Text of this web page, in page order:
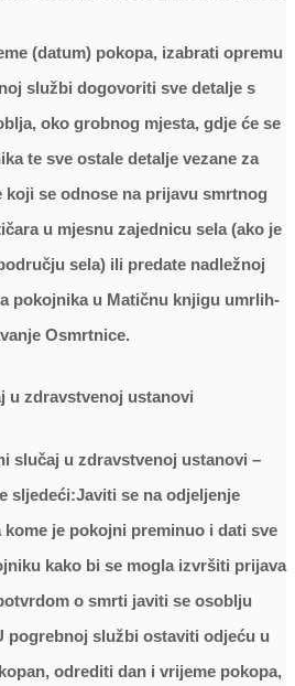
(datum) pokopa, izabrati opremu
službi dogovoriti sve detalje s
oko grobnog mjesta, gdje će se
te sve ostale detalje vezane za
koji se odnose na prijavu smrtnog
u mjesnu zajednicu sela (ako je
sela) ili predate nadležnoj
pokojnika u Matičnu knjigu umrlih-
Osmrtnice.
u zdravstvenoj ustanovi
slučaj u zdravstvenoj ustanovi –
sljedeći:Javiti se na odjeljenje
je pokojni preminuo i dati sve
kako bi se mogla izvršiti prijava
o smrti javiti se osoblju
pogrebnoj službi ostaviti odjeću u
odrediti dan i vrijeme pokopa,